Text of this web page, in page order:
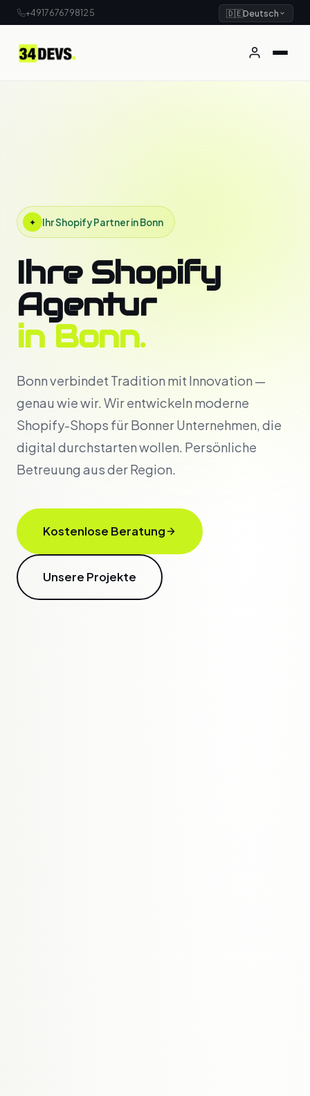
+4917676798125 🇩🇪Deutsch
✦ Ihr Shopify Partner in Bonn
Ihre Shopify
Agentur
in Bonn.
Bonn verbindet Tradition mit Innovation —
genau wie wir. Wir entwickeln moderne
Shopify-Shops für Bonner Unternehmen, die
digital durchstarten wollen. Persönliche
Betreuung aus der Region.
Kostenlose Beratung
Unsere Projekte